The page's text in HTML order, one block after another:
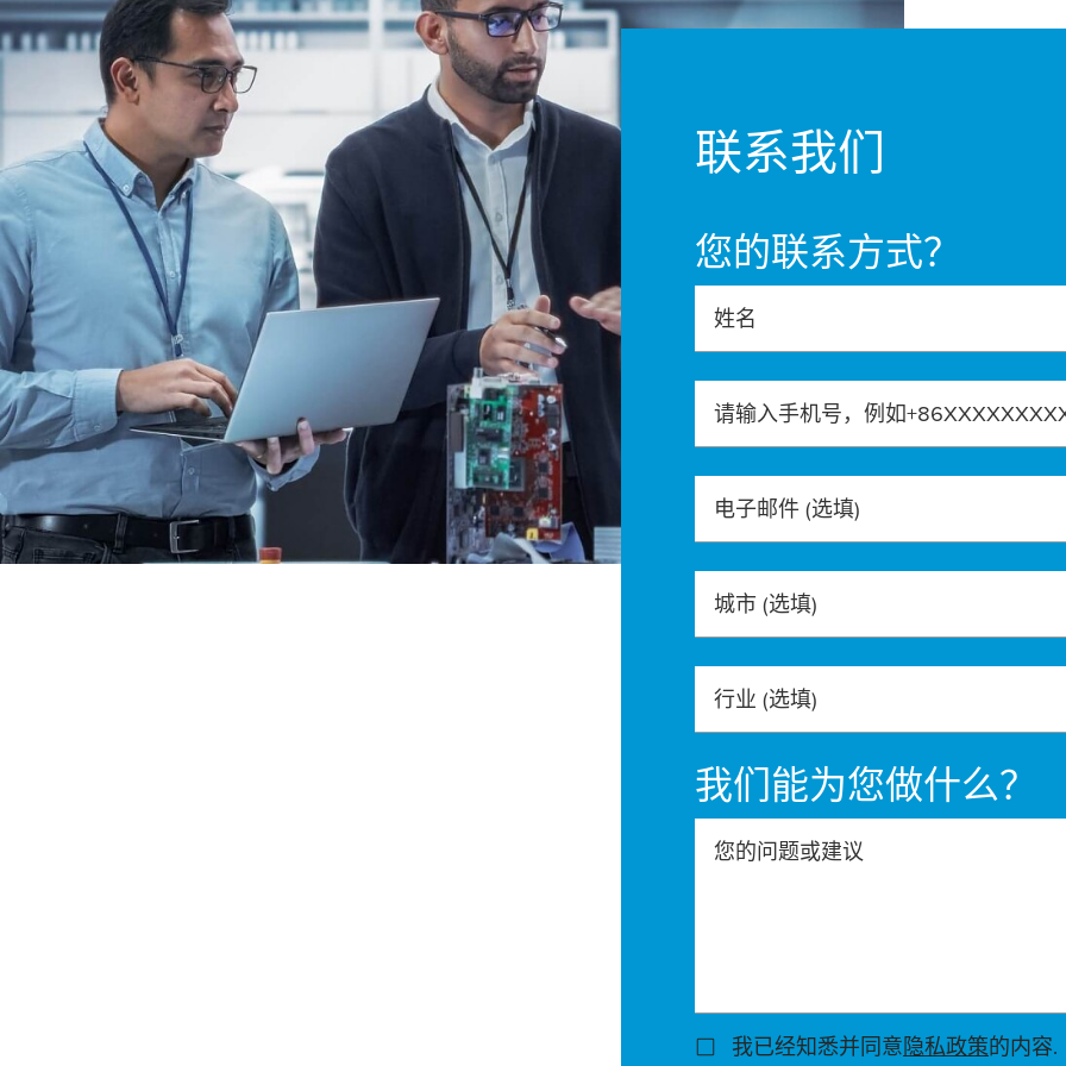
联系我们
您的联系方式？
姓名
请输入手机号，例如
电子邮件 (选填)
城市 (选填)
行业 (选填)
我们能为您做什么？
您的问题或建议
我已经知悉并同意隐私政策的内容.